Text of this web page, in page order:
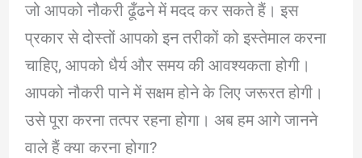
जो आपको नौकरी ढूँढने में मदद कर सकते हैं। इस
प्रकार से दोस्तों आपको इन तरीकों को इस्तेमाल करना
चाहिए, आपको धैर्य और समय की आवश्यकता होगी।
आपको नौकरी पाने में सक्षम होने के लिए जरूरत होगी।
उसे पूरा करना तत्पर रहना होगा। अब हम आगे जानने
वाले हैं क्या करना होगा?